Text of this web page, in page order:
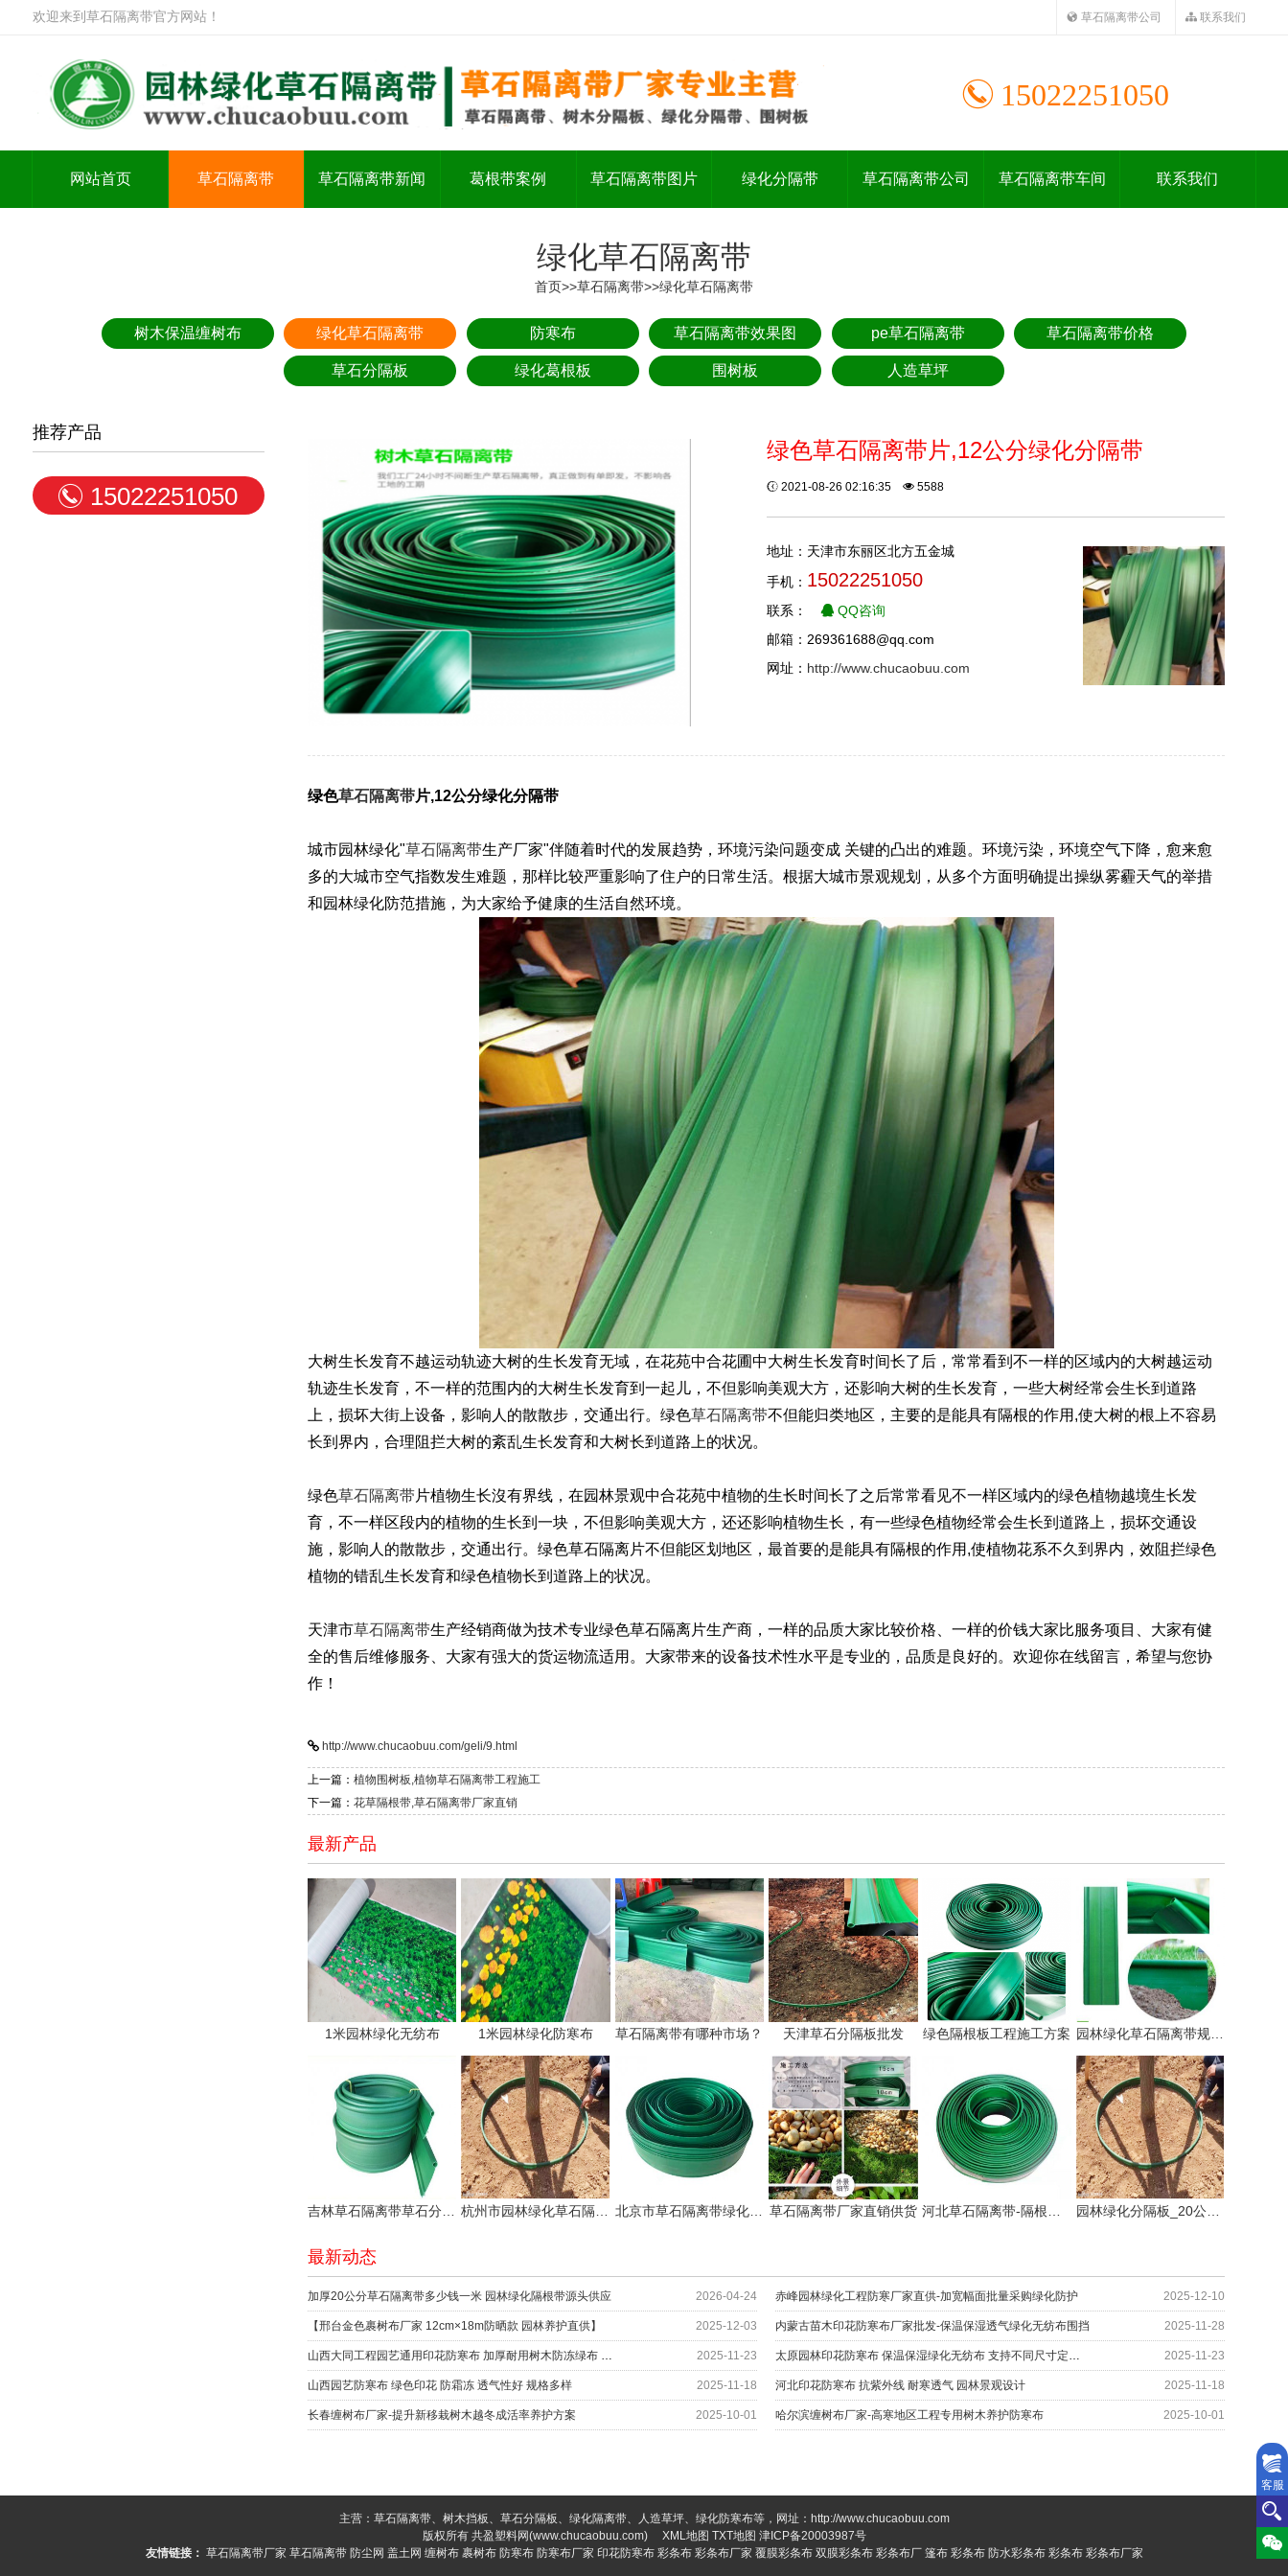
欢迎来到草石隔离带官方网站！ 草石隔离带公司 联系我们
15022251050
网站首页 草石隔离带 草石隔离带新闻 葛根带案例 草石隔离带图片 绿化分隔带 草石隔离带公司 草石隔离带车间 联系我们
绿化草石隔离带
首页>>草石隔离带>>绿化草石隔离带
树木保温缠树布 绿化草石隔离带 防寒布 草石隔离带效果图 pe草石隔离带 草石隔离带价格
草石分隔板 绿化葛根板 围树板 人造草坪
推荐产品
15022251050
绿色草石隔离带片,12公分绿化分隔带
2021-08-26 02:16:35 5588
地址：天津市东丽区北方五金城
手机： 15022251050
联系：
QQ咨询
邮箱：269361688@qq.com
网址： http://www.chucaobuu.com
绿色草石隔离带片,12公分绿化分隔带
城市园林绿化"草石隔离带生产厂家"伴随着时代的发展趋势，环境污染问题变成 关键的凸出的难题。环境污染，环境空气下降，愈来愈
多的大城市空气指数发生难题，那样比较严重影响了住户的日常生活。根据大城市景观规划，从多个方面明确提出操纵雾霾天气的举措
和园林绿化防范措施，为大家给予健康的生活自然环境。
大树生长发育不越运动轨迹大树的生长发育无域，在花苑中合花圃中大树生长发育时间长了后，常常看到不一样的区域内的大树越运动
轨迹生长发育，不一样的范围内的大树生长发育到一起儿，不但影响美观大方，还影响大树的生长发育，一些大树经常会生长到道路
上，损坏大街上设备，影响人的散散步，交通出行。绿色草石隔离带不但能归类地区，主要的是能具有隔根的作用,使大树的根上不容易
长到界内，合理阻拦大树的紊乱生长发育和大树长到道路上的状况。
绿色草石隔离带片植物生长沒有界线，在园林景观中合花苑中植物的生长时间长了之后常常看见不一样区域内的绿色植物越境生长发
育，不一样区段内的植物的生长到一块，不但影响美观大方，还还影响植物生长，有一些绿色植物经常会生长到道路上，损坏交通设
施，影响人的散散步，交通出行。绿色草石隔离片不但能区划地区，最首要的是能具有隔根的作用,使植物花系不久到界内，效阻拦绿色
植物的错乱生长发育和绿色植物长到道路上的状况。
天津市草石隔离带生产经销商做为技术专业绿色草石隔离片生产商，一样的品质大家比较价格、一样的价钱大家比服务项目、大家有健
全的售后维修服务、大家有强大的货运物流适用。大家带来的设备技术性水平是专业的，品质是良好的。欢迎你在线留言，希望与您协
作！
http://www.chucaobuu.com/geli/9.html
上一篇： 植物围树板,植物草石隔离带工程施工
下一篇： 花草隔根带,草石隔离带厂家直销
最新产品
1米园林绿化无纺布 1米园林绿化防寒布 草石隔离带有哪种市场？ 天津草石分隔板批发 绿色隔根板工程施工方案 园林绿化草石隔离带规格有几种!
吉林草石隔离带草石分隔板生产厂家 北京市草石隔离带绿化分隔带厂家 草石隔离带厂家直销供货 园林绿化分隔板_20公分草石隔离带厂家供应
最新动态
加厚20公分草石隔离带多少钱一米 园林绿化隔根带源头供应 2026-04-24 赤峰园林绿化工程防寒厂家直供-加宽幅面批量采购绿化防护 2025-12-10
【邢台金色裹树布厂家 12cm×18m防晒款 园林养护直供】 2025-12-03 内蒙古苗木印花防寒布厂家批发-保温保湿透气绿化无纺布围挡 2025-11-28
山西大同工程园艺通用印花防寒布 加厚耐用树木防冻绿布 冬季防护材料厂家 2025-11-23 太原园林印花防寒布 保温保湿绿化无纺布 支持不同尺寸定制 编织布生产厂家 2025-11-23
山西园艺防寒布 绿色印花 防霜冻 透气性好 规格多样 2025-11-18 河北印花防寒布 抗紫外线 耐寒透气 园林景观设计 2025-11-18
长春缠树布厂家-提升新移栽树木越冬成活率养护方案 2025-10-01 哈尔滨缠树布厂家-高寒地区工程专用树木养护防寒布 2025-10-01
客服
主营：草石隔离带、树木挡板、草石分隔板、绿化隔离带、人造草坪、绿化防寒布等，网址：http://www.chucaobuu.com
版权所有 共盈塑料网(www.chucaobuu.com) XML地图 TXT地图 津ICP备20003987号
友情链接： 草石隔离带厂家 草石隔离带 防尘网 盖土网 缠树布 裹树布 防寒布 防寒布厂家 印花防寒布 彩条布 彩条布厂家 覆膜彩条布 双膜彩条布 彩条布厂 篷布 彩条布 防水彩条布 彩条布 彩条布厂家